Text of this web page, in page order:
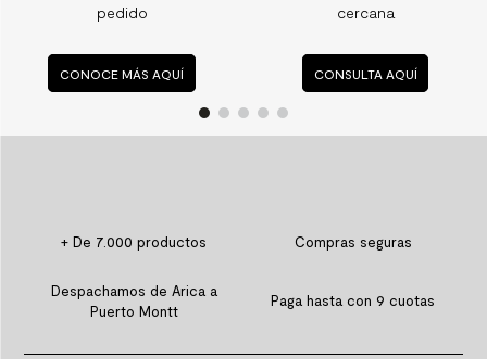
pedido
CONOCE MÁS AQUÍ
cercana
CONSULTA AQUÍ
+ De 7.000 productos Compras seguras
Despachamos de Arica a
Puerto Montt
Paga hasta con 9 cuotas